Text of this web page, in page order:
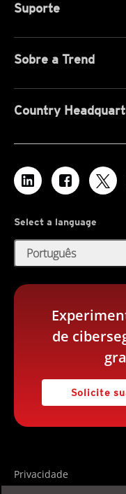
Suporte
Sobre a Trend
Country
Select a language
Português
de
Solicite
Privacidade